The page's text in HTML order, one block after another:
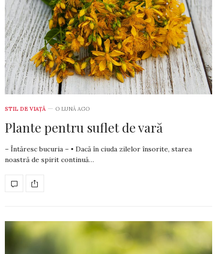
STIL DE VIA­ŢĂ O LUNĂ AGO
Plante pentru suflet de vară
– Întăresc bucuria – • Dacă în ciuda zilelor însorite, starea
noastră de spirit continuă…